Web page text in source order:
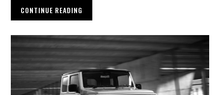
CONTINUE READING